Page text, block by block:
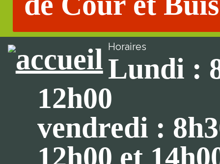
Horaires
Lundi :
12h00
vendredi :
12h00 et